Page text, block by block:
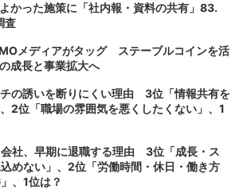
った施策に「社内報・資料の共有」83.
査
メディアがタッグ ステーブルコインを活
成長と事業拡大へ
チの誘いを断りにくい理由 3位「情報共有を
2位「職場の雰囲気を悪くしたくない」、1
社、早期に退職する理由 3位「成長・ス
めない」、2位「労働時間・休日・働き方
、1位は？